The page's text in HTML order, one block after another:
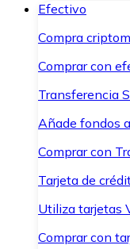
Efectivo
Compra
Comprar con
Transferencia
Añade fondos
Comprar con
Tarjeta de
Utiliza tarjetas
Comprar con